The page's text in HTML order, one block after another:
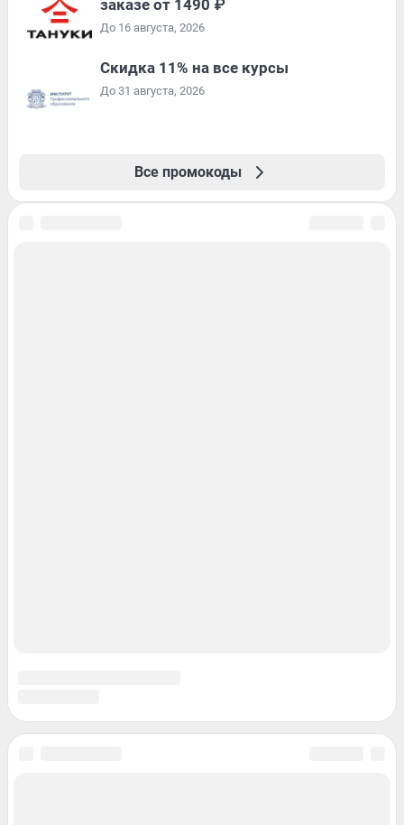
заказе от 1490 ₽
До 16 августа, 2026
Скидка 11% на все курсы
До 31 августа, 2026
Все промокоды